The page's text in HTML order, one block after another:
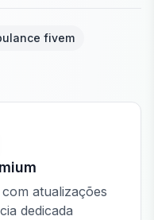
fivem
atualizações
dedicada